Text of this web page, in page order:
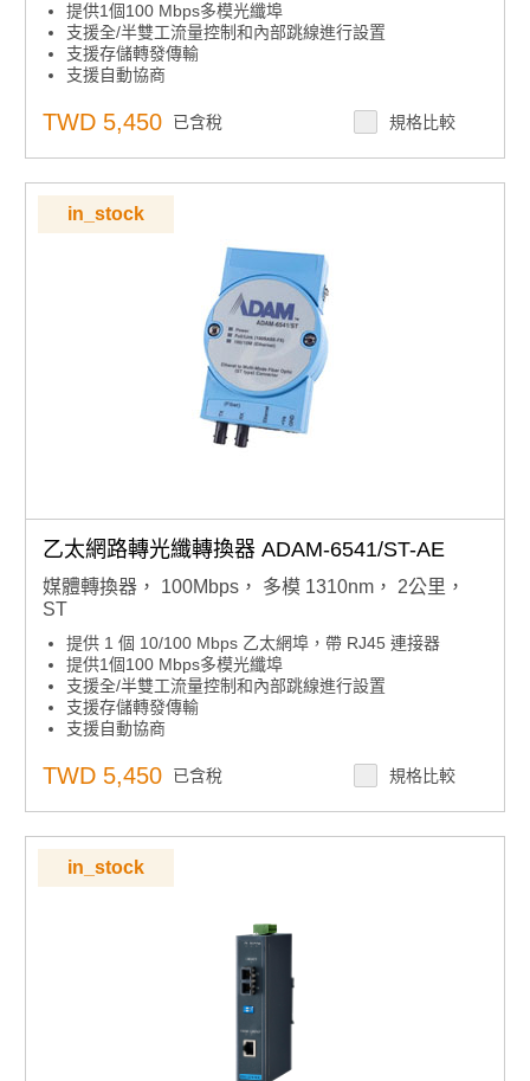
提供1個100 Mbps多模光纖埠
支援全/半雙工流量控制和內部跳線進行設置
支援存儲轉發傳輸
支援自動協商
為電源線提供電湧保護 （EFT） 3，000 VDC
提供 4，000 VDC 乙太網 ESD 保護
支援 +10 ~ 30 VDC 電源輸入
提供靈活的安裝：DIN導軌，面板安裝，背負式
支援0 ~ 60°C的工作溫度
TWD 5,450 已含稅 規格比較
in_stock
乙太網路轉光纖轉換器 ADAM-6541/ST-AE
媒體轉換器， 100Mbps， 多模 1310nm， 2公里，
ST
提供 1 個 10/100 Mbps 乙太網埠，帶 RJ45 連接器
提供1個100 Mbps多模光纖埠
支援全/半雙工流量控制和內部跳線進行設置
支援存儲轉發傳輸
支援自動協商
為電源線提供電湧保護 （EFT） 3，000 VDC
提供 4，000 VDC 乙太網 ESD 保護
支援 +10 ~ 30 VDC 電源輸入
提供靈活的安裝：DIN導軌，面板安裝，背負式
支援0 ~ 60°C的工作溫度
TWD 5,450 已含稅 規格比較
in_stock